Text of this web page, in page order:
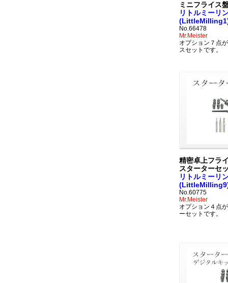
ミニフライス
リトルミーリ
No.66478
Mr.Meister
オプション７点
スセットです。
精密卓上フラ
スターターセ
リトルミーリ
No.60775
Mr.Meister
オプション４点
ーセットです。